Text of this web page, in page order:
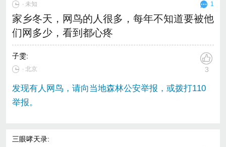
∙ 未知 1
家乡冬天，网鸟的人很多，每年不知道要被他
们网多少，看到都心疼
子雯:
∙ 北京 3
发现有人网鸟，请向当地森林公安举报，或拨打110
举报。
三眼哮天录: